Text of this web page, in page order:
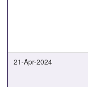
21-Apr-2024